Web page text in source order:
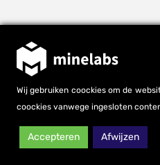
Wij gebruiken coockies om de
coockies vanwege ingesloten
Accepteren Afwijzen